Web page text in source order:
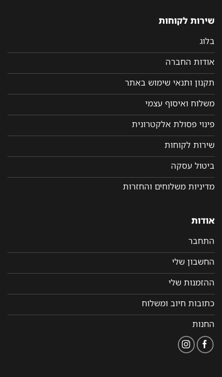
שירות לקוחות
בלוג
אודות החברה
תקנון ותנאי שימוש באתר
משלוח ואיסוף עצמי
פינוי פסולת אלקטרונית
שירות לקוחות
ביטול עסקה
מדיניות משלוחים והחזרות
אודות
התחבר
החשבון שלי
ההזמנות שלי
כתובות חיוב ומשלוח
החנות